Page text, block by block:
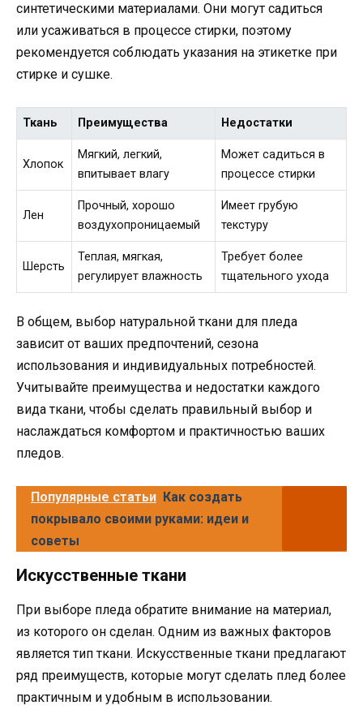
синтетическими материалами. Они могут садиться
или усаживаться в процессе стирки, поэтому
рекомендуется соблюдать указания на этикетке при
стирке и сушке.
Ткань Преимущества Недостатки
Хлопок
Мягкий, легкий,
впитывает влагу
Может садиться в
процессе стирки
Лен
Прочный, хорошо
воздухопроницаемый
Имеет грубую
текстуру
Шерсть
Теплая, мягкая,
регулирует влажность
Требует более
тщательного ухода
В общем, выбор натуральной ткани для пледа
зависит от ваших предпочтений, сезона
использования и индивидуальных потребностей.
Учитывайте преимущества и недостатки каждого
вида ткани, чтобы сделать правильный выбор и
наслаждаться комфортом и практичностью ваших
пледов.
Популярные статьи Как создать
покрывало своими руками: идеи и
советы
Искусственные ткани
При выборе пледа обратите внимание на материал,
из которого он сделан. Одним из важных факторов
является тип ткани. Искусственные ткани предлагают
ряд преимуществ, которые могут сделать плед более
практичным и удобным в использовании.